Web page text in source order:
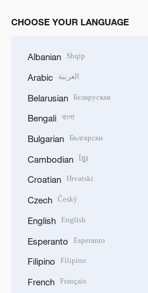
CHOOSE YOUR LANGUAGE
Albanian Shqip
Arabic العربية
Belarusian Беларуская
Bengali বাংলা
Bulgarian Български
Cambodian ខ្មែរ
Croatian Hrvatski
Czech Český
English English
Esperanto Esperanto
Filipino Filipino
French Français